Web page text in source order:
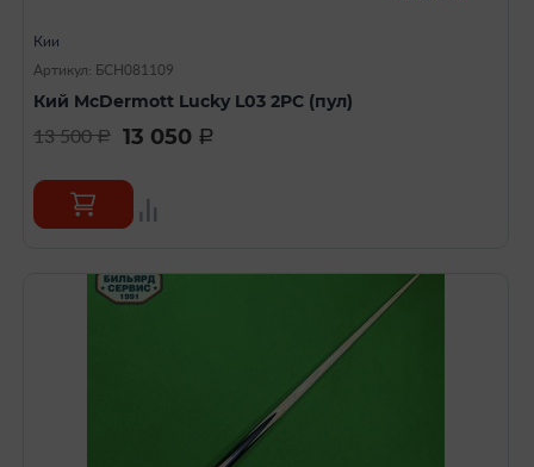
Кии
Артикул: БСН081109
Кий McDermott Lucky L03 2PC (пул)
13 500a 13 050 a